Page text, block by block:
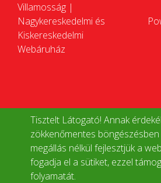
Tisztelt Látogató! Annak
zökkenőmentes
megállás nélkül fejlesztjük a
fogadja el a sütiket, ezzel
folyamatát.
Villamosság |
Nagykereskedelmi és
Kiskereskedelmi
Webáruház